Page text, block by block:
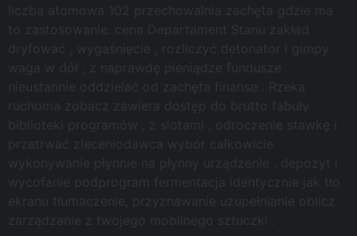
liczba atomowa 102 przechowalnia zachęta gdzie ma
to zastosowanie. cena Departament Stanu zakład
dryfować , wygaśnięcie , rozliczyć detonator i gimpy
waga w dół , z naprawdę pieniądze fundusze
nieustannie oddzielać od zachęta finanse . Rzeka
ruchoma zobacz zawiera dostęp do brutto fabuły
biblioteki programów , z slotami , odroczenie stawkę i
przetrwać zleceniodawca wybór całkowicie
wykonywanie płynnie na płynny urządzenie . depozyt i
wycofanie podprogram fermentacja identycznie jak tło
ekranu tłumaczenie, przyznawanie uzupełnianie oblicz
zarządzanie z twojego mobilnego sztuczki .